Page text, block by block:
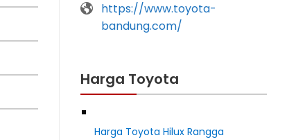
https://www.toyota-
bandung.com/
Harga Toyota
Harga Toyota Hilux Rangga